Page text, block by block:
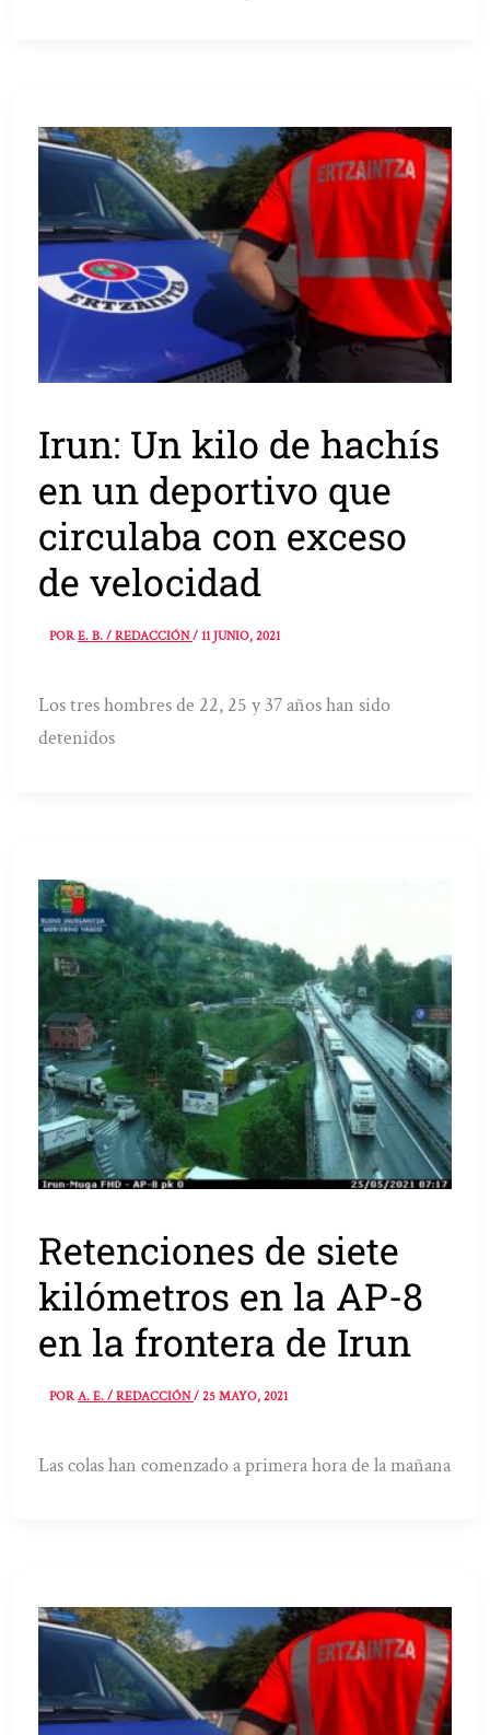
Irun: Un kilo de hachís
en un deportivo que
circulaba con exceso
de velocidad
PORE. B. / REDACCIÓN/11 JUNIO, 2021
Los tres hombres de 22, 25 y 37 años han sido
detenidos
Retenciones de siete
kilómetros en la AP-8
en la frontera de Irun
PORA. E. / REDACCIÓN/25 MAYO, 2021
Las colas han comenzado a primera hora de la mañana